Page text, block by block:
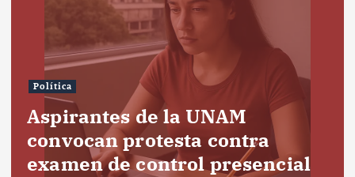
Política
Aspirantes de la UNAM
convocan protesta contra
examen de control presencial